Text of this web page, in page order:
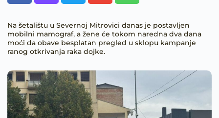
Na šetalištu u Severnoj Mitrovici danas je postavljen
mobilni mamograf, a žene će tokom naredna dva dana
moći da obave besplatan pregled u sklopu kampanje
ranog otkrivanja raka dojke.